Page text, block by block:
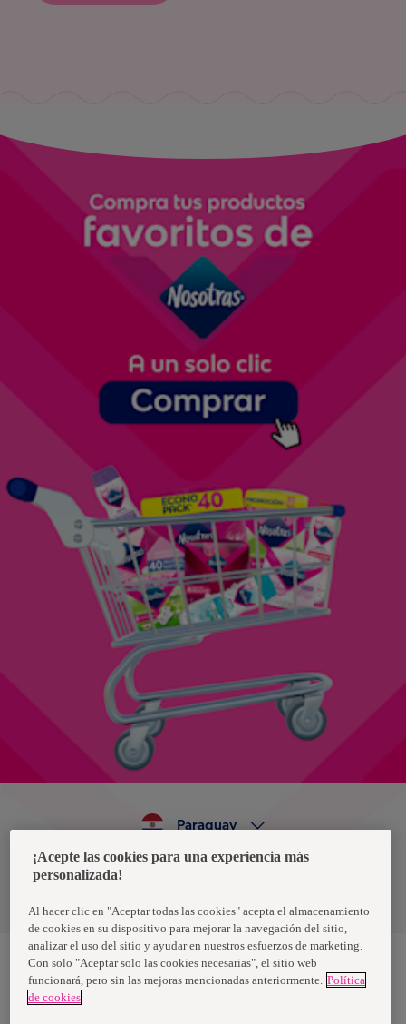
Política de privacidad de datos
Paraguay
Nosotras, una marca de Essity - una compañía global líder en
higiene y salud. Cada día, mil millones de personas, en todo el
¡Acepte las cookies para una experiencia más
personalizada!
Al hacer clic en "Aceptar todas las cookies" acepta el almacenamiento
de cookies en su dispositivo para mejorar la navegación del sitio,
analizar el uso del sitio y ayudar en nuestros esfuerzos de marketing.
Con solo "Aceptar solo las cookies necesarias", el sitio web
funcionará, pero sin las mejoras mencionadas anteriormente. Política
de cookies